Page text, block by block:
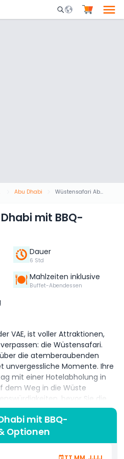
Mobile Search
Abu Dhabi Wüstensafari Abu Dhabi mit BBQ-Abendessen
mit BBQ-
Dauer
6 Std
Mahlzeiten inklusive
Buffet-Abendessen
VAE, ist voller Attraktionen,
die Wüstensafari.
die atemberaubenden
unvergessliche Momente. Ihre
mit einer Hotelabholung in
dem Weg in die Wüste
bevor Sie die
erreichen. Diese
20 bis 30 Minuten,
für einen zusätzlichen
Muss für Abenteuerlustige ist,
Verletzungen oder
mit BBQ-
Optionen